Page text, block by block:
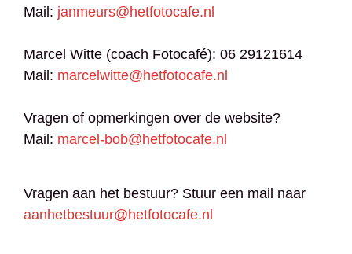
Mail: janmeurs@hetfotocafe.nl
Marcel Witte (coach Fotocafé): 06 29121614
Mail: marcelwitte@hetfotocafe.nl
Vragen of opmerkingen over de website?
Mail: marcel-bob@hetfotocafe.nl
Vragen aan het bestuur? Stuur een mail naar
aanhetbestuur@hetfotocafe.nl